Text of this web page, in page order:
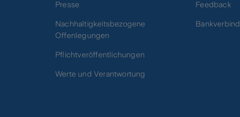
Presse
Nachhaltigkeitsbezogene
Offenlegungen
Pflichtveröffentlichungen
Werte und Verantwortung
Feedback